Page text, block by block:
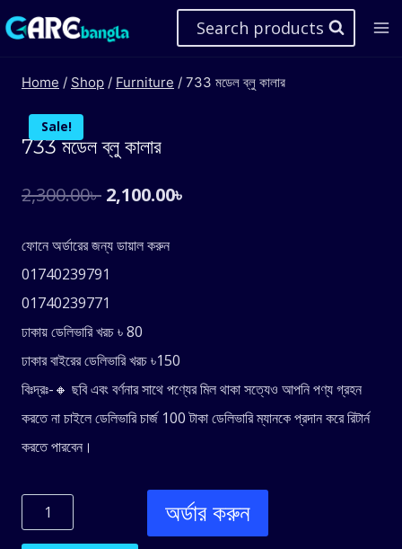
Skip
to
Search products
Home / Shop / Furniture / 733 মডেল ব্লু কালার
Sale!
733 মডেল ব্লু কালার
2,300.00৳ Original
was:
2,300.00৳ .
2,100.00৳
ফোনে অর্ডারের জন্য ডায়াল করুন
01740239791
01740239771
ঢাকায় ডেলিভারি খরচ ৳ 80
ঢাকার বাইরের ডেলিভারি খরচ ৳150
বিঃদ্রঃ-🔸 ছবি এবং বর্ণনার সাথে পণ্যের মিল থাকা সত্যেও আপনি পণ্য গ্রহন
করতে না চাইলে ডেলিভারি চার্জ 100 টাকা ডেলিভারি ম্যানকে প্রদান করে রিটার্ন
করতে পারবেন।
অর্ডার করুন